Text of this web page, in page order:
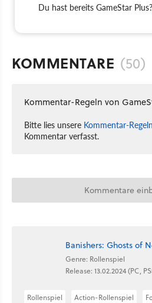
Du hast bereits GameStar Plus?
KOMMENTARE (50)
Kommentar-Regeln von
Bitte lies unsere Kommentar-Regeln
Kommentar verfasst.
Kommentare
Banishers: Ghosts of
Genre: Rollenspiel
Release: 13.02.2024 (PC,
Rollenspiel Action-Rollenspiel